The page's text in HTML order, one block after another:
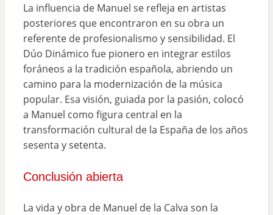
La influencia de Manuel se refleja en artistas
posteriores que encontraron en su obra un
referente de profesionalismo y sensibilidad. El
Dúo Dinámico fue pionero en integrar estilos
foráneos a la tradición española, abriendo un
camino para la modernización de la música
popular. Esa visión, guiada por la pasión, colocó
a Manuel como figura central en la
transformación cultural de la España de los años
sesenta y setenta.
Conclusión abierta
La vida y obra de Manuel de la Calva son la